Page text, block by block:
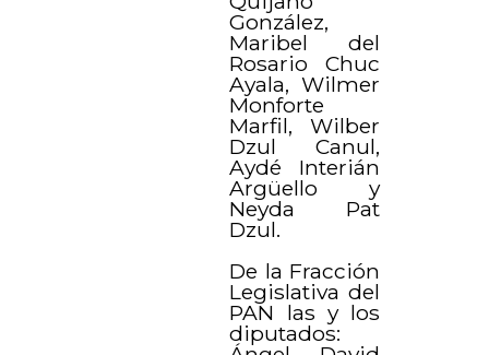
González,
Maribel del
Rosario Chuc
Ayala, Wilmer
Monforte
Marfil, Wilber
Dzul Canul,
Aydé Interián
Argüello y
Neyda Pat
Dzul.
De la Fracción
Legislativa del
PAN las y los
diputados: